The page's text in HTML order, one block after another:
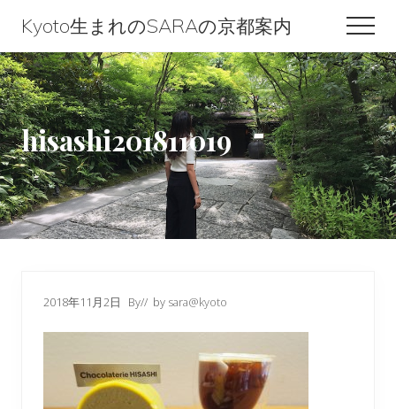
content
primary
sidebar
footer
Kyoto生まれのSARAの京都案内
Kyoto
生
ま
れ
の
SARA
の
hisashi201811019
2018年11月2日 By// by sara@kyoto